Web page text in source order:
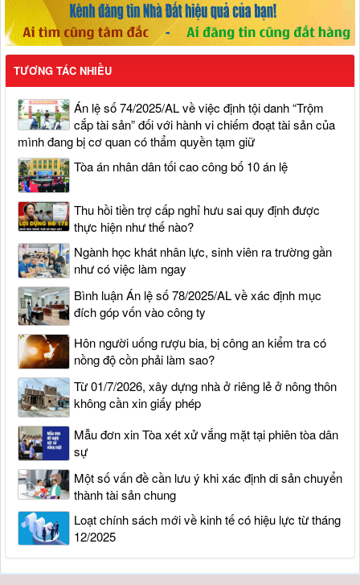
TƯƠNG TÁC NHIỀU
Án lệ số 74/2025/AL về việc định tội danh “Trộm
cắp tài sản” đối với hành vi chiếm đoạt tài sản của
mình đang bị cơ quan có thẩm quyền tạm giữ
Tòa án nhân dân tối cao công bố 10 án lệ
Thu hồi tiền trợ cấp nghỉ hưu sai quy định được
thực hiện như thế nào?
Ngành học khát nhân lực, sinh viên ra trường gần
như có việc làm ngay
Bình luận Án lệ số 78/2025/AL về xác định mục
đích góp vốn vào công ty
Hôn người uống rượu bia, bị công an kiểm tra có
nồng độ cồn phải làm sao?
Từ 01/7/2026, xây dựng nhà ở riêng lẻ ở nông thôn
không cần xin giấy phép
Mẫu đơn xin Tòa xét xử vắng mặt tại phiên tòa dân
sự
Một số vấn đề cần lưu ý khi xác định di sản chuyển
thành tài sản chung
Loạt chính sách mới về kinh tế có hiệu lực từ tháng
12/2025